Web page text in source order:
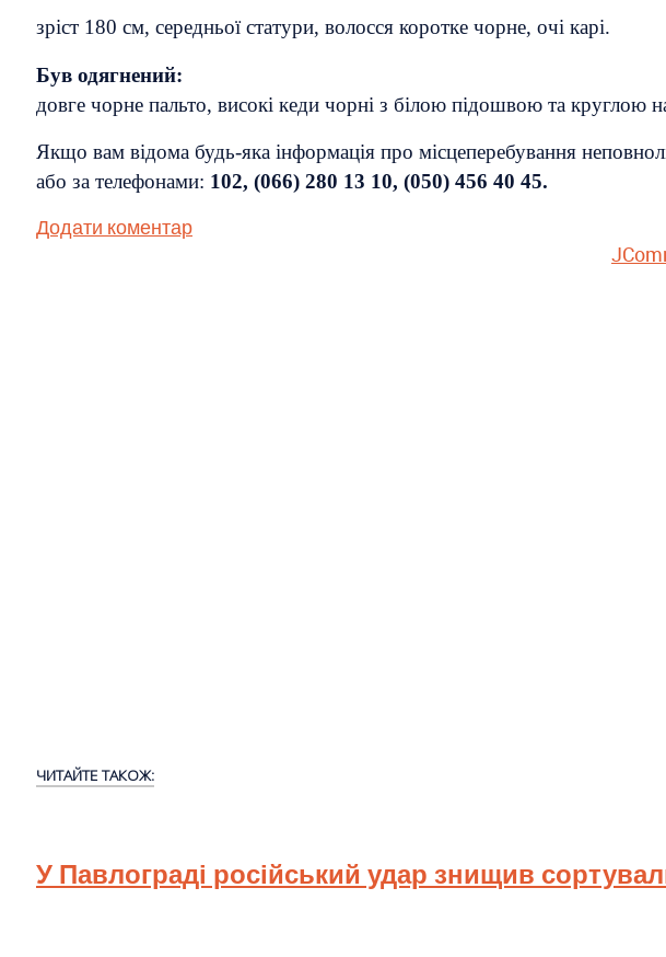
зріст 180 см, середньої статури, волосся коротке чорне, очі карі.
Був одягнений:
довге чорне пальто, високі кеди чорні з білою підошвою та
Якщо вам відома будь-яка інформація про місцеперебування
або за телефонами: 102, (066) 280 13 10, (050) 456 40 45.
Додати коментар
ЧИТАЙТЕ ТАКОЖ:
У Павлограді російський удар знищив